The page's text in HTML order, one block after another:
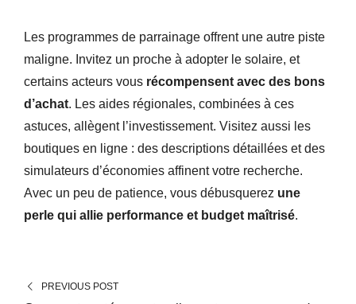
Les programmes de parrainage offrent une autre piste
maligne. Invitez un proche à adopter le solaire, et
certains acteurs vous récompensent avec des bons
d’achat. Les aides régionales, combinées à ces
astuces, allègent l’investissement. Visitez aussi les
boutiques en ligne : des descriptions détaillées et des
simulateurs d’économies affinent votre recherche.
Avec un peu de patience, vous débusquerez une
perle qui allie performance et budget maîtrisé.
PREVIOUS POST